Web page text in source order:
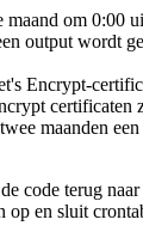
om 0:00
output wordt
Encrypt-
certificaten
maanden
code terug
op en sluit